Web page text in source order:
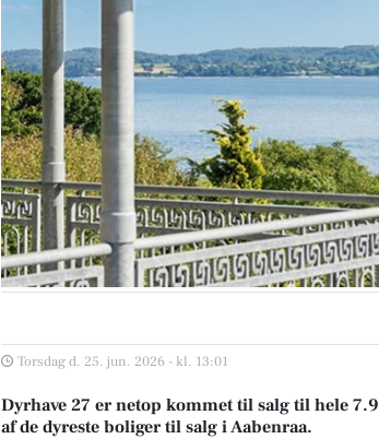
Torsdag d. 25. jun. 2026 - kl. 13:01
Dyrhave 27 er netop kommet til salg til hele
af de dyreste boliger til salg i Aabenraa.